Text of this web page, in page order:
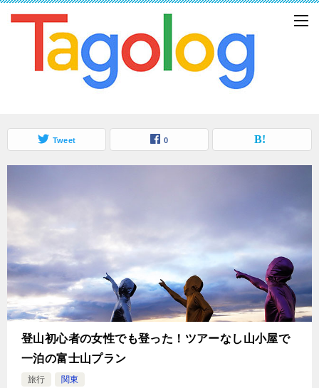
Tweet 0
登山初心者の女性でも登った！ツアーなし山小屋で
一泊の富士山プラン
旅行 関東